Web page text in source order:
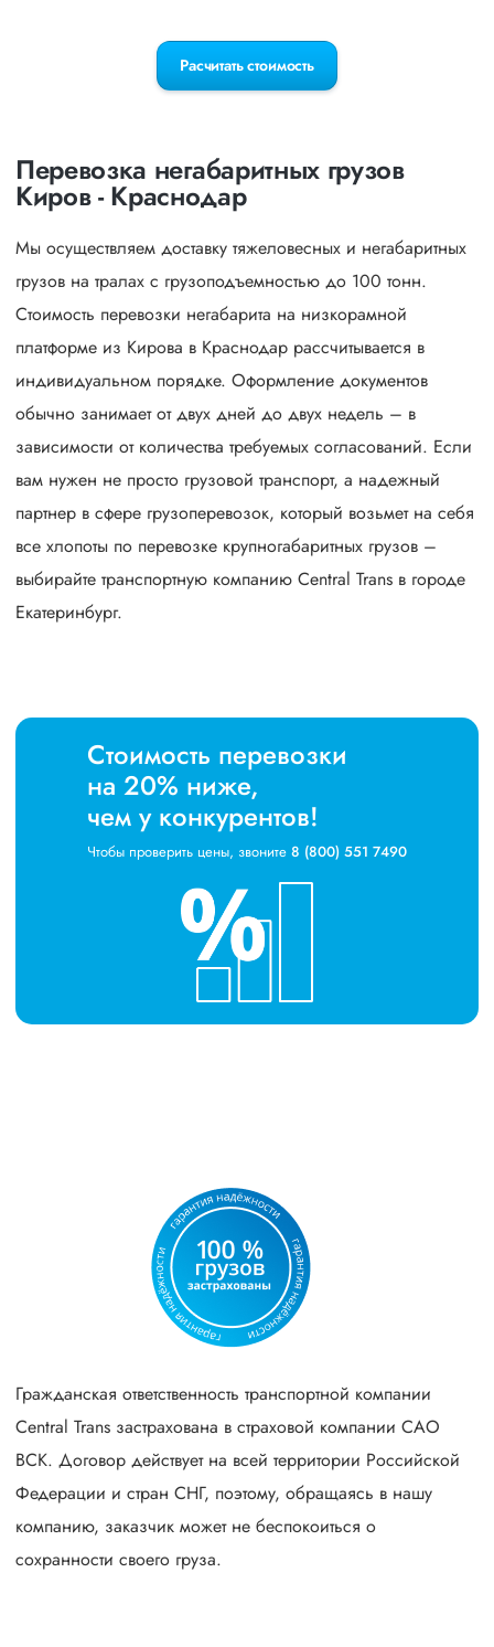
Расчитать стоимость
Перевозка негабаритных грузов
Киров - Краснодар
Мы осуществляем доставку тяжеловесных и негабаритных
грузов на тралах с грузоподъемностью до 100 тонн.
Стоимость перевозки негабарита на низкорамной
платформе из Кирова в Краснодар рассчитывается в
индивидуальном порядке. Оформление документов
обычно занимает от двух дней до двух недель – в
зависимости от количества требуемых согласований. Если
вам нужен не просто грузовой транспорт, а надежный
партнер в сфере грузоперевозок, который возьмет на себя
все хлопоты по перевозке крупногабаритных грузов –
выбирайте транспортную компанию Central Trans в городе
Екатеринбург.
Стоимость перевозки
на 20% ниже,
чем у конкурентов!
Чтобы проверить цены, звоните 8 (800) 551 7490
Гражданская ответственность транспортной компании
Central Trans застрахована в страховой компании САО
ВСК. Договор действует на всей территории Российской
Федерации и стран СНГ, поэтому, обращаясь в нашу
компанию, заказчик может не беспокоиться о
сохранности своего груза.